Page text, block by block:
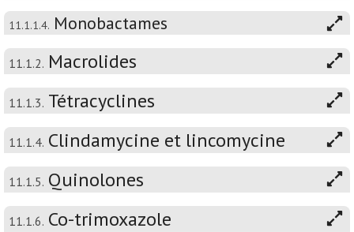
11.1.1.4. Monobactames
11.1.2. Macrolides
11.1.3. Tétracyclines
11.1.4. Clindamycine et lincomycine
11.1.5. Quinolones
11.1.6. Co-trimoxazole